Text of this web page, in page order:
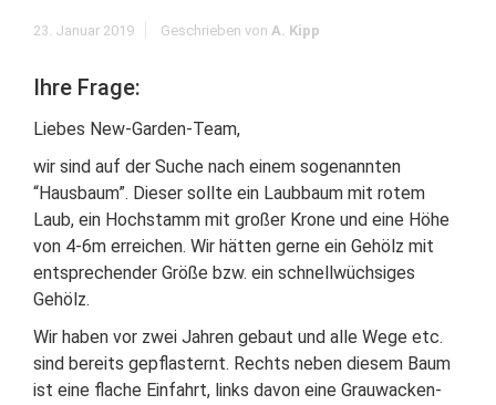
23. Januar 2019 Geschrieben von A. Kipp
Ihre Frage:
Liebes New-Garden-Team,
wir sind auf der Suche nach einem sogenannten
“Hausbaum”. Dieser sollte ein Laubbaum mit rotem
Laub, ein Hochstamm mit großer Krone und eine Höhe
von 4-6m erreichen. Wir hätten gerne ein Gehölz mit
entsprechender Größe bzw. ein schnellwüchsiges
Gehölz.
Wir haben vor zwei Jahren gebaut und alle Wege etc.
sind bereits gepflasternt. Rechts neben diesem Baum
ist eine flache Einfahrt, links davon eine Grauwacken-